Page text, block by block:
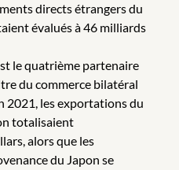
directs étrangers du
évalués à 46 milliards
le quatrième partenaire
du commerce bilatéral
2021, les exportations du
totalisaient
alors que les
du Japon se